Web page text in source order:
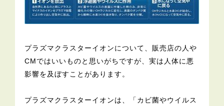
プラズマクラスターイオンについて、販売店の人や
CMではいいものと思いがちですが、実は人体に悪
影響を及ぼすことがあります。
プラズマクラスターイオンは、「カビ菌やウイルス